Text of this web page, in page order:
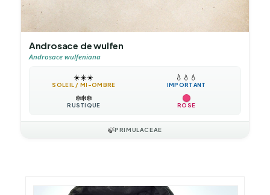
Androsace de wulfen
Androsace wulfeniana
☀️☀️☀️
SOLEIL / MI-OMBRE
💧 💧 💧
IMPORTANT
❄️❄️❄️
RUSTIQUE ROSE
🍃PRIMULACEAE